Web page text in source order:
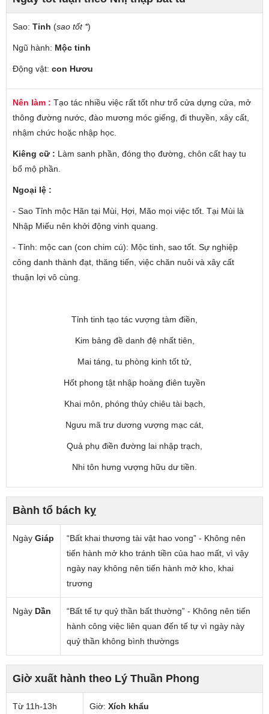
Sao: Tinh (sao tốt *)
Ngũ hành: Mộc tinh
Động vật: con Hươu
Nên làm : Tạo tác nhiều việc rất tốt như trổ cửa dựng cửa, mở
thông đường nước, đào mương móc giếng, đi thuyền, xây cất,
nhậm chức hoặc nhập học.
Kiêng cữ : Làm sanh phần, đóng thọ đường, chôn cất hay tu
bổ mộ phần.
Ngoại lệ :
- Sao Tỉnh mộc Hãn tại Mùi, Hợi, Mão mọi việc tốt. Tại Mùi là
Nhập Miếu nên khởi động vinh quang.
- Tỉnh: mộc can (con chim cú): Mộc tinh, sao tốt. Sự nghiệp
công danh thành đạt, thăng tiến, việc chăn nuôi và xây cất
thuận lợi vô cùng.
Tỉnh tinh tạo tác vượng tàm điền,
Kim bảng đề danh đệ nhất tiên,
Mai táng, tu phòng kinh tốt tử,
Hốt phong tật nhập hoàng điên tuyền
Khai môn, phóng thủy chiêu tài bạch,
Ngưu mã trư dương vượng mạc cát,
Quả phụ điền đường lai nhập trạch,
Nhi tôn hưng vượng hữu dư tiền.
Bành tổ bách kỵ
Ngày Giáp
“Bất khai thương tài vật hao vong” - Không nên
tiến hành mở kho tránh tiền của hao mất, vì vậy
ngày nay không nên tiến hành mở kho, khai
trương
Ngày Dần
“Bất tế tự quỷ thần bất thường” - Không nên tiến
hành công việc liên quan đến tế tự vì ngày này
quỷ thần không bình thườngs
Giờ xuất hành theo Lý Thuần Phong
Từ 11h-13h
Giờ: Xích khẩu